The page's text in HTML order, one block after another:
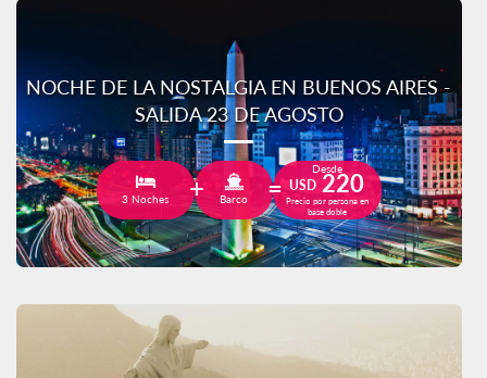
NOCHE DE LA NOSTALGIA EN BUENOS AIRES -
SALIDA 23 DE AGOSTO
3 Noches Barco
Desde
USD 220
Precio por persona en
base doble